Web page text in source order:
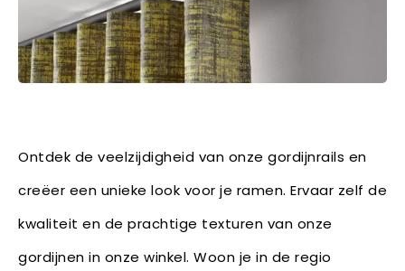
Ontdek de veelzijdigheid van onze gordijnrails en
creëer een unieke look voor je ramen. Ervaar zelf de
kwaliteit en de prachtige texturen van onze
gordijnen in onze winkel. Woon je in de regio